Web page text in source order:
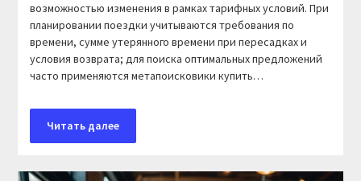
возможностью изменения в рамках тарифных условий. При
планировании поездки учитываются требования по
времени, сумме утерянного времени при пересадках и
условия возврата; для поиска оптимальных предложений
часто применяются метапоисковики купить…
Читать далее